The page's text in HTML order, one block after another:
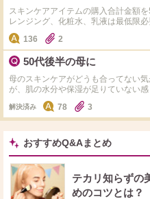
スキンケアアイテムの購入合計金額
レンジング、化粧水、乳液は最低限
なパックやアイテムなどがあったら
ワつきや毛穴の黒ずみ悩みがありま
136 2
50代後半の母に
母のスキンケアがどうも合ってない
が、肌の水分や保湿が足りていない
スキンケアブランドあれば教えて頂
品だとありがたいです。
解決済み 78 3
おすすめQ&Aまとめ
テカリ知らずの
めのコツとは？